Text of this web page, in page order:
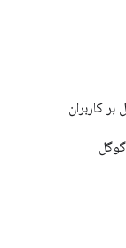
کاربران